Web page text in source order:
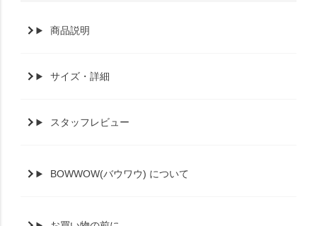
商品説明
サイズ・詳細
スタッフレビュー
BOWWOW(バウワウ) について